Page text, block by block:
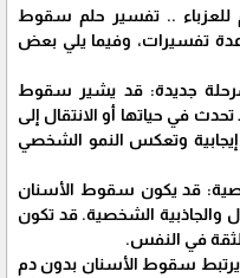
.. تفسير حلم سقوط
عدة تفسيرات، وفيما يلي بعض
مرحلة جديدة: قد يشير سقوط
في حياتها أو الانتقال إلى
وتعكس النمو الشخصي
قد يكون سقوط الأسنان
والجاذبية الشخصية. قد تكون
في النفس.
يرتبط سقوط الأسنان بدون دم